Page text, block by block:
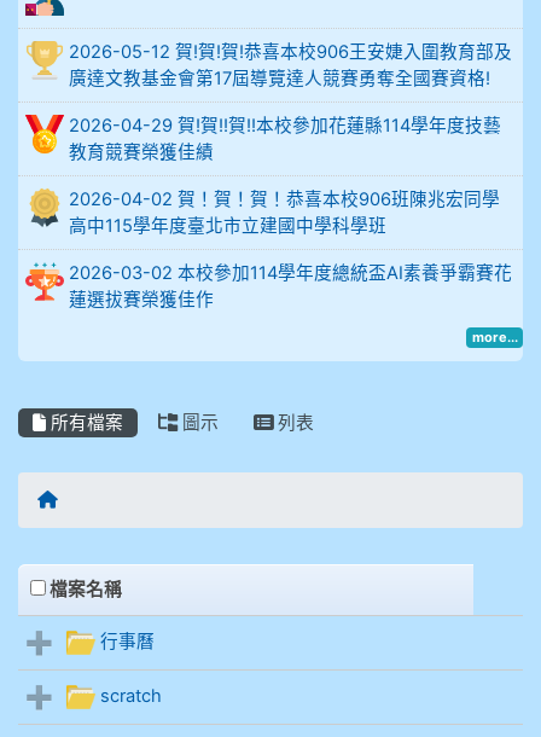
比
例
906陳兆宏 5A10+ 作文5
912余 嘉 5A10+
914謝佩臻 5A10+
902蘇奕愷
903陳品帆
904彭子庭
905蔣昇和
905周沛蓉
905鄭瑀安
906江彥臻
907張晏寧
2026-05-12 賀!賀!賀!恭喜本校906王安婕入圍教育部及
廣達文教基金會第17屆導覽達人競賽勇奪全國賽資格!
2026-04-29 賀!賀!!賀!!本校參加花蓮縣114學年度技藝
教育競賽榮獲佳績
2026-04-02 賀！賀！賀！恭喜本校906班陳兆宏同學
高中115學年度臺北市立建國中學科學班
2026-03-02 本校參加114學年度總統盃AI素養爭霸賽花
蓮選拔賽榮獲佳作
more...
所有檔案 圖示 列表
回首頁
Files List
clickAll
檔案名稱
行事曆
scratch